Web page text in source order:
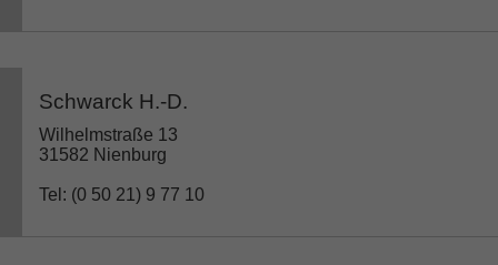
Schwarck H.-D.
Wilhelmstraße 13
31582 Nienburg
Tel: (0 50 21) 9 77 10